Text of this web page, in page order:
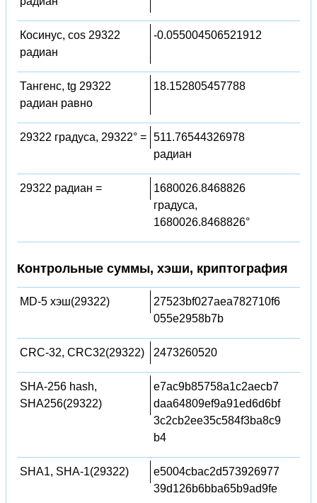
Косинус, cos 29322
радиан
-0.055004506521912
Тангенс, tg 29322
радиан равно
18.152805457788
29322 градуса, 29322° = 511.76544326978
радиан
29322 радиан =
1680026.8468826
градуса,
1680026.8468826°
Контрольные суммы, хэши, криптография
MD-5 хэш(29322)
27523bf027aea782710f6
055e2958b7b
CRC-32, CRC32(29322) 2473260520
SHA-256 hash,
SHA256(29322)
e7ac9b85758a1c2aecb7
daa64809ef9a91ed6d6bf
3c2cb2ee35c584f3ba8c9
b4
SHA1, SHA-1(29322)
e5004cbac2d573926977
39d126b6bba65b9ad9fe